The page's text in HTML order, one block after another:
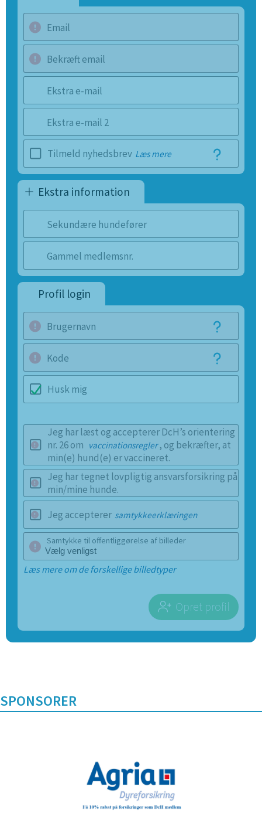
Email
Bekræft email
Ekstra e-mail
Ekstra e-mail 2
Tilmeld nyhedsbrev Læs mere
Ekstra information
Sekundære hundefører
Gammel medlemsnr.
Profil login
Brugernavn
Kode
Husk mig
Jeg har læst og accepterer DcH’s orientering
nr. 26 om vaccinationsregler, og bekræfter, at
min(e) hund(e) er vaccineret.
Jeg har tegnet lovpligtig ansvarsforsikring på
min/mine hunde.
Jeg accepterer samtykkeerklæringen
Samtykke til offentliggørelse af billeder
Læs mere om de forskellige billedtyper
Opret profil
SPONSORER